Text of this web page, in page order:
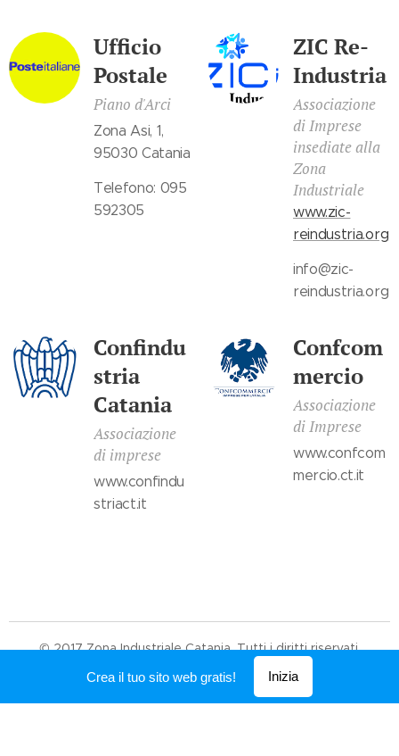
Ufficio
Postale
Piano d'Arci
Zona Asi, 1,
95030 Catania
Telefono: 095
592305
ZIC Re-
Industria
Associazione
di Imprese
insediate alla
Zona
Industriale
www.zic-
reindustria.org
info@zic-
reindustria.org
Confindu
stria
Catania
Associazione
di imprese
www.confindu
striact.it
Confcom
mercio
Associazione
di Imprese
www.confcom
mercio.ct.it
© 2017 Zona Industriale Catania. Tutti i diritti riservati.
Creato conWebnode
Crea il tuo sito web gratis! Inizia